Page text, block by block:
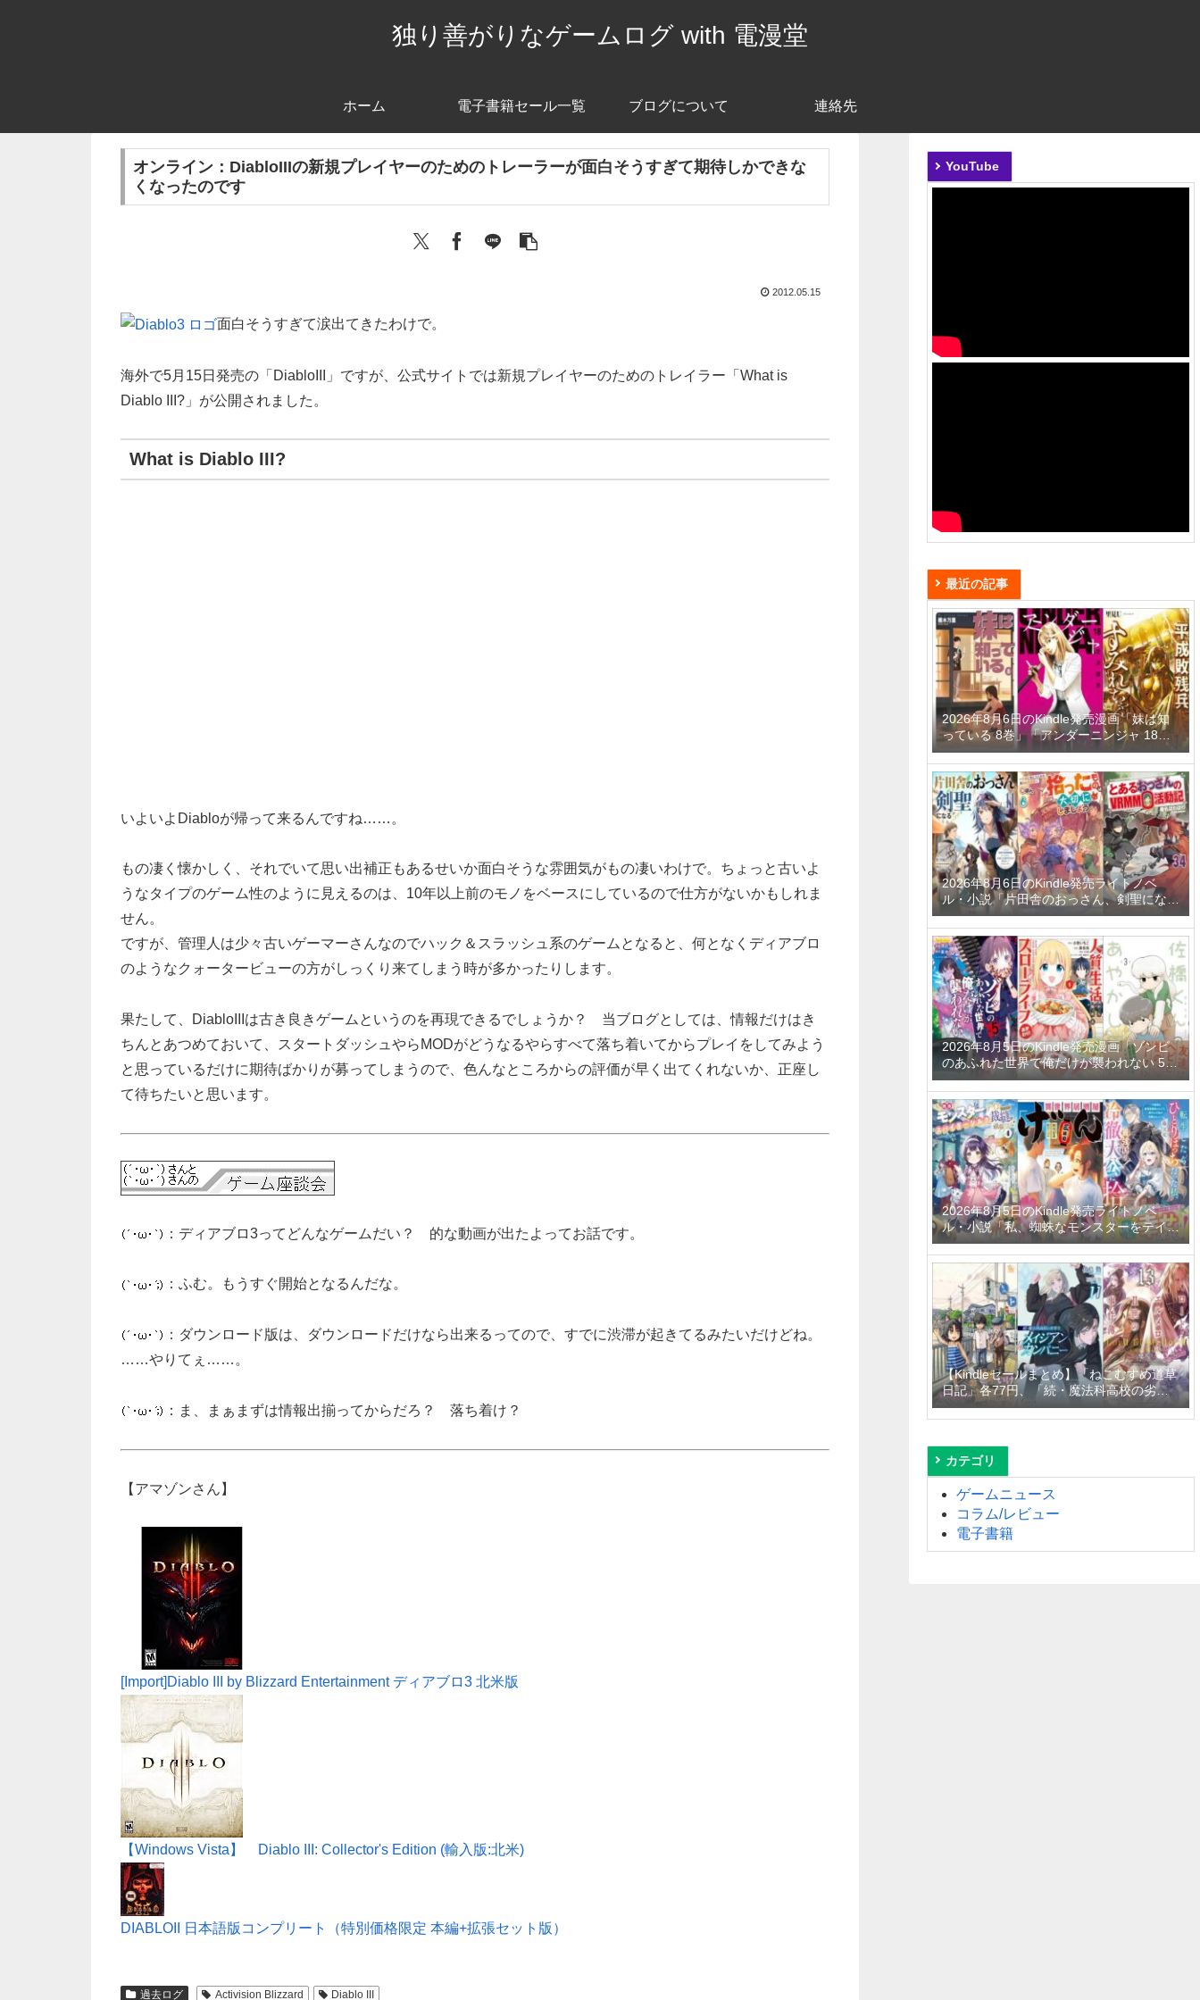
独り善がりなゲームログ with 電漫堂
ホーム 電子書籍セール一覧 ブログについて 連絡先
オンライン：DiabloIIIの新規プレイヤーのためのトレーラーが面白そうすぎて期待しかできな
くなったのです
2012.05.15
面白そうすぎて涙出てきたわけで。
海外で5月15日発売の「DiabloIII」ですが、公式サイトでは新規プレイヤーのためのトレイラー「What is
Diablo III?」が公開されました。
What is Diablo III?
いよいよDiabloが帰って来るんですね……。
もの凄く懐かしく、それでいて思い出補正もあるせいか面白そうな雰囲気がもの凄いわけで。ちょっと古いよ
うなタイプのゲーム性のように見えるのは、10年以上前のモノをベースにしているので仕方がないかもしれま
せん。
ですが、管理人は少々古いゲーマーさんなのでハック＆スラッシュ系のゲームとなると、何となくディアブロ
のようなクォータービューの方がしっくり来てしまう時が多かったりします。
果たして、DiabloIIIは古き良きゲームというのを再現できるでしょうか？ 当ブログとしては、情報だけはき
ちんとあつめておいて、スタートダッシュやらMODがどうなるやらすべて落ち着いてからプレイをしてみよう
と思っているだけに期待ばかりが募ってしまうので、色んなところからの評価が早く出てくれないか、正座し
て待ちたいと思います。
：ディアブロ3ってどんなゲームだい？ 的な動画が出たよってお話です。
：ふむ。もうすぐ開始となるんだな。
：ダウンロード版は、ダウンロードだけなら出来るってので、すでに渋滞が起きてるみたいだけどね。
……やりてぇ……。
：ま、まぁまずは情報出揃ってからだろ？ 落ち着け？
【アマゾンさん】
[Import]Diablo III by Blizzard Entertainment ディアブロ3 北米版
【Windows Vista】 Diablo III: Collector's Edition (輸入版:北米)
DIABLOII 日本語版コンプリート（特別価格限定 本編+拡張セット版）
過去ログ Activision Blizzard Diablo III
YouTube
最近の記事
2026年8月6日のKindle発売漫画「妹は知
っている 8巻」「アンダーニンジャ 18
巻」「平成敗残兵すみれちゃん 11巻」な
ど
2026年8月6日のKindle発売ライトノベ
ル・小説「片田舎のおっさん、剣聖になる
11 ～ただの田舎の剣術師範だったのに、
大成した弟子たちが俺を放ってくれない件
～」「拾ったものは大切にしましょう ～
子狼に気に入られた男の転移物語～ 6巻」
「とあるおっさんのVRMMO活動記 34
巻」など
2026年8月5日のKindle発売漫画「ゾンビ
のあふれた世界で俺だけが襲われない 5
巻」「人質生活から始めるスローライフ
おかわり！ 1巻」「佐橋くんのあやかし日
和 3巻」など
2026年8月5日のKindle発売ライトノベ
ル・小説「私、蜘蛛なモンスターをテイム
したので、スパイダーシルクで裁縫を頑張
ります！ 4巻」「異世界居酒屋「げん」三
杯目」「転生したらひとりぼっちだった
私、最強国の冷徹大公に拾われる～不愛想
な最強保護者のもとで、稀代の才能が花開
きました～」など
【Kindleセールまとめ】「ねこむすめ道草
日記」各77円、「続・魔法科高校の劣等
生 メイジアン・カンパニー」99円～
50%off、「ロード・エルメロイＩＩ世の
カテゴリ
ゲームニュース
コラム/レビュー
電子書籍